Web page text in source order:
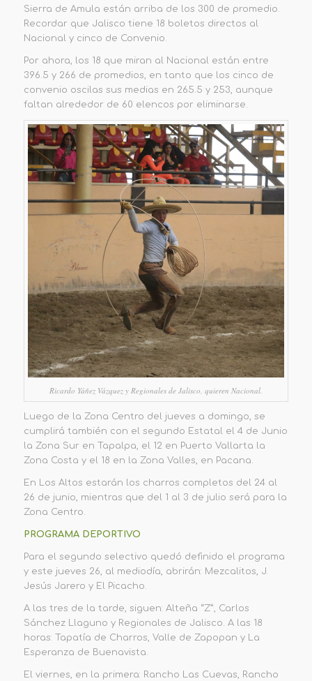
Sierra de Amula están arriba de los 300 de promedio.
Recordar que Jalisco tiene 18 boletos directos al
Nacional y cinco de Convenio.
Por ahora, los 18 que miran al Nacional están entre
396.5 y 266 de promedios, en tanto que los cinco de
convenio oscilas sus medias en 265.5 y 253, aunque
faltan alrededor de 60 elencos por eliminarse.
Ricardo Yáñez Vázquez y Regionales de Jalisco, quieren Nacional.
Luego de la Zona Centro del jueves a domingo, se
cumplirá también con el segundo Estatal el 4 de Junio
la Zona Sur en Tapalpa, el 12 en Puerto Vallarta la
Zona Costa y el 18 en la Zona Valles, en Pacana.
En Los Altos estarán los charros completos del 24 al
26 de junio, mientras que del 1 al 3 de julio será para la
Zona Centro.
PROGRAMA DEPORTIVO
Para el segundo selectivo quedó definido el programa
y este jueves 26, al mediodía, abrirán: Mezcalitos, J.
Jesús Jarero y El Picacho.
A las tres de la tarde, siguen: Alteña “Z”, Carlos
Sánchez Llaguno y Regionales de Jalisco. A las 18
horas: Tapatía de Charros, Valle de Zapopan y La
Esperanza de Buenavista.
El viernes, en la primera: Rancho Las Cuevas, Rancho